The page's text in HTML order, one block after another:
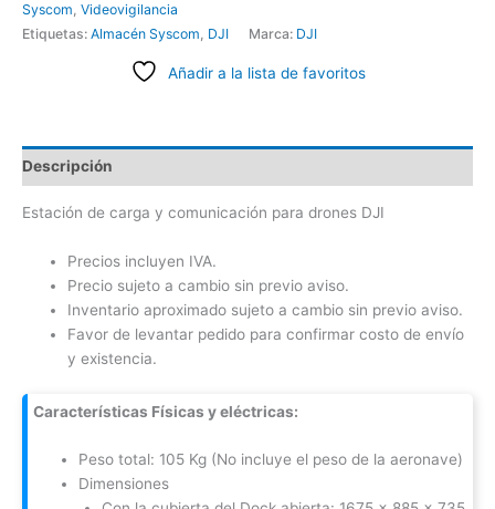
Syscom, Videovigilancia
Etiquetas: Almacén Syscom, DJI Marca: DJI
Añadir a la lista de favoritos
Descripción
Estación de carga y comunicación para drones DJI
Precios incluyen IVA.
Precio sujeto a cambio sin previo aviso.
Inventario aproximado sujeto a cambio sin previo aviso.
Favor de levantar pedido para confirmar costo de envío
y existencia.
Características Físicas y eléctricas:
Peso total: 105 Kg (No incluye el peso de la aeronave)
Dimensiones